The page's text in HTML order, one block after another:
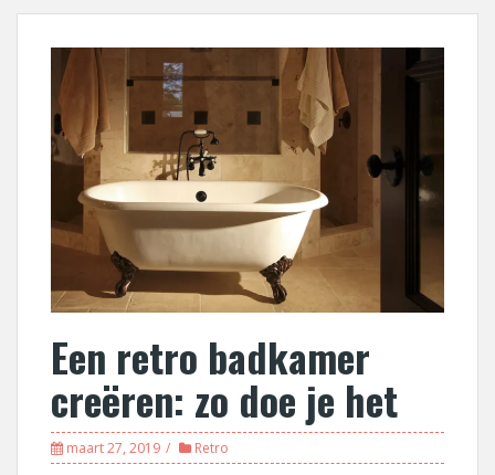
Een retro badkamer
creëren: zo doe je het
maart 27, 2019 Retro